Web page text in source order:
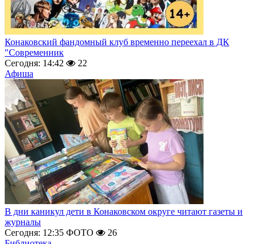
Конаковский фандомный клуб временно переехал в ДК
"Современник
Сегодня: 14:42
22
Афиша
В дни каникул дети в Конаковском округе читают газеты и
журналы
Сегодня: 12:35 ФОТО
26